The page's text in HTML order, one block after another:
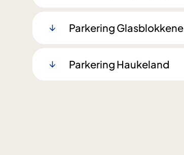
Parkering Glasblokkene
Parkering Haukeland